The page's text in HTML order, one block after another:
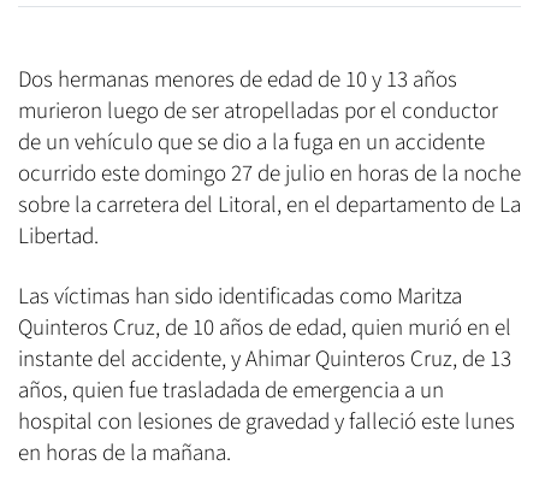
Dos hermanas menores de edad de 10 y 13 años
murieron luego de ser atropelladas por el conductor
de un vehículo que se dio a la fuga en un accidente
ocurrido este domingo 27 de julio en horas de la noche
sobre la carretera del Litoral, en el departamento de La
Libertad.
Las víctimas han sido identificadas como Maritza
Quinteros Cruz, de 10 años de edad, quien murió en el
instante del accidente, y Ahimar Quinteros Cruz, de 13
años, quien fue trasladada de emergencia a un
hospital con lesiones de gravedad y falleció este lunes
en horas de la mañana.